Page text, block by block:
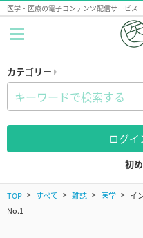
医学・医療の電子コンテンツ配信サービス
カテゴリー
ログ
初
TOP すべて 雑誌 医学
イ
No.1